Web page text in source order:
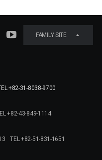
+82-31-8038-9700
+82-43-849-1114
TEL +82-51-831-1651
FAMILY SITE